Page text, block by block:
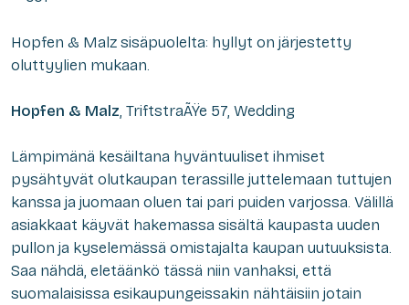
Hopfen & Malz sisäpuolelta: hyllyt on järjestetty
oluttyylien mukaan.
Hopfen & Malz, TriftstraÃŸe 57, Wedding
Lämpimänä kesäiltana hyväntuuliset ihmiset
pysähtyvät olutkaupan terassille juttelemaan tuttujen
kanssa ja juomaan oluen tai pari puiden varjossa. Välillä
asiakkaat käyvät hakemassa sisältä kaupasta uuden
pullon ja kyselemässä omistajalta kaupan uutuuksista.
Saa nähdä, eletäänkö tässä niin vanhaksi, että
suomalaisissa esikaupungeissakin nähtäisiin jotain